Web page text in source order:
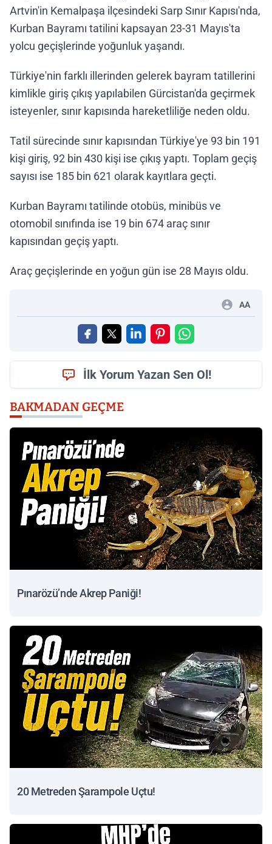
Artvin'in Kemalpaşa ilçesindeki Sarp Sınır Kapısı'nda,
Kurban Bayramı tatilini kapsayan 23-31 Mayıs'ta
yolcu geçişlerinde yoğunluk yaşandı.
Türkiye'nin farklı illerinden gelerek bayram tatillerini
kimlikle giriş çıkış yapılabilen Gürcistan'da geçirmek
isteyenler, sınır kapısında hareketliliğe neden oldu.
Tatil sürecinde sınır kapısından Türkiye'ye 93 bin 191
kişi giriş, 92 bin 430 kişi ise çıkış yaptı. Toplam geçiş
sayısı ise 185 bin 621 olarak kayıtlara geçti.
Kurban Bayramı tatilinde otobüs, minibüs ve
otomobil sınıfında ise 19 bin 674 araç sınır
kapısından geçiş yaptı.
Araç geçişlerinde en yoğun gün ise 28 Mayıs oldu.
AA
İlk Yorum Yazan Sen Ol!
BAKMADAN GEÇME
Pınarözü’nde Akrep Paniği!
20 Metreden Şarampole Uçtu!